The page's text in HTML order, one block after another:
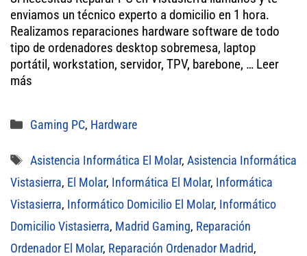
tt
er
bo
ok
ail ts
A
pp
enviamos un técnico experto a domicilio en 1 hora.
Realizamos reparaciones hardware software de todo
tipo de ordenadores desktop sobremesa, laptop
portátil, workstation, servidor, TPV, barebone, … Leer
más
Categorías
Gaming PC, Hardware
Etiquetas
Asistencia Informática El Molar, Asistencia Informática
Vistasierra, El Molar, Informática El Molar, Informática
Vistasierra, Informático Domicilio El Molar, Informático
Domicilio Vistasierra, Madrid Gaming, Reparación
Ordenador El Molar, Reparación Ordenador Madrid,